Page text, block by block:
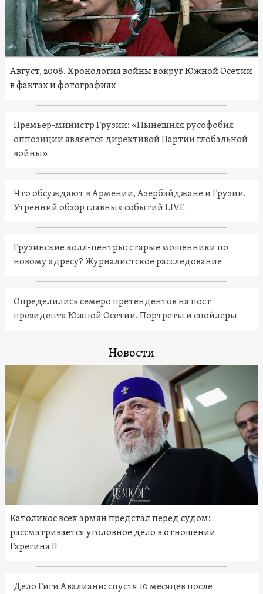
Август, 2008. Хронология войны вокруг Южной Осетии
в фактах и фотографиях
Премьер-министр Грузии: «Нынешняя русофобия
оппозиции является директивой Партии глобальной
войны»
Что обсуждают в Армении, Азербайджане и Грузии.
Утренний обзор главных событий LIVE
Грузинские колл-центры: старые мошенники по
новому адресу? Журналистское расследование
Определились семеро претендентов на пост
президента Южной Осетии. Портреты и спойлеры
Новости
Католикос всех армян предстал перед судом:
рассматривается уголовное дело в отношении
Гарегина II
Дело Гиги Авалиани: спустя 10 месяцев после